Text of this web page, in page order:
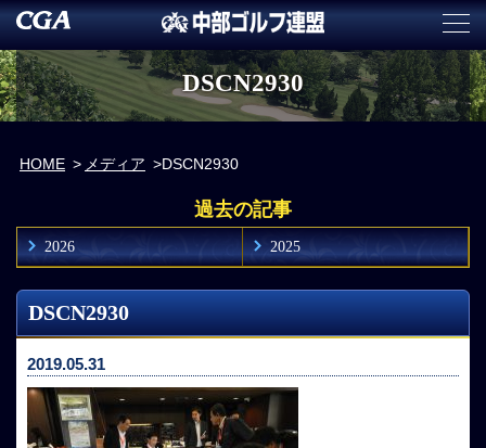
DSCN2930
HOME メディア DSCN2930
過去の記事
2026 2025
DSCN2930
2019.05.31